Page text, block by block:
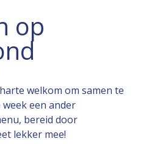
op
welkom om samen te
een ander
bereid door
lekker mee!